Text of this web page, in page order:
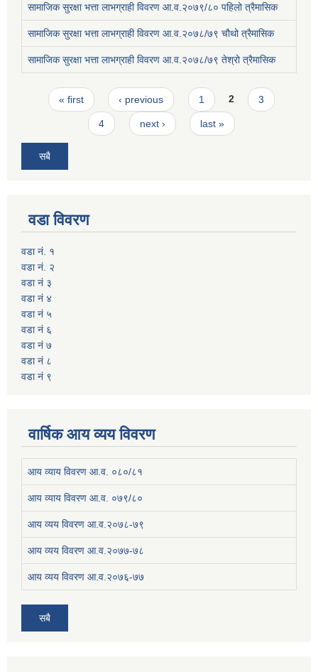
सामाजिक सुरक्षा भत्ता लाभग्राही विवरण आ.व.२०७९/८० पहिलो त्रैमासिक
सामाजिक सुरक्षा भत्ता लाभग्राही विवरण आ.व.२०७८/७९ चौथो त्रैमासिक
सामाजिक सुरक्षा भत्ता लाभग्राही विवरण आ.व.२०७८/७९ तेश्रो त्रैमासिक
Pages
« first ‹ previous 1 2 3
4 next › last »
सबै
वडा विवरण
वडा नं. १
वडा नं. २
वडा नं ३
वडा नं ४
वडा नं ५
वडा नं ६
वडा नं ७
वडा नं ८
वडा नं ९
वार्षिक आय व्यय विवरण
आय व्याय विवरण आ.व. ०८०/८१
आय व्याय विवरण आ.व. ०७९/८०
आय व्यय विवरण आ.व.२०७८-७९
आय व्यय विवरण आ.व.२०७७-७८
आय व्यय विवरण आ.व.२०७६-७७
सबै